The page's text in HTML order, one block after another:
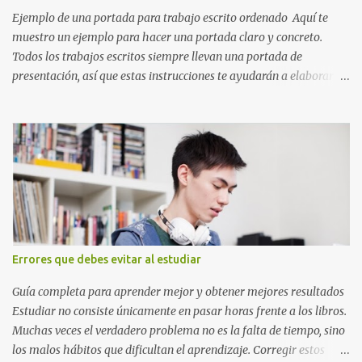
Ejemplo de una portada para trabajo escrito ordenado Aquí te
muestro un ejemplo para hacer una portada claro y concreto.
Todos los trabajos escritos siempre llevan una portada de
presentación, así que estas instrucciones te ayudarán a elaborar
compartir el enlace de este artículo para que así como a ti también
ellos se puedan guiar con esta explicación. Los datos esenciales
para una portada para presentar un trabajo escrito a mano o
impreso son los siguientes y en este orden: Nombre de la escuela o
del instituto (Es muy importante este dato) Título del trabajo
(Puede ser: Ensayo sobre la lectura, o Informe de computación)
Nombre completo del alumno que va a presentar dicho trabajo
escrito La clase, materia ó asignatura Grupo Nombre del maestro
o catedrático Ciudad y fecha...
Errores que debes evitar al estudiar
Guía completa para aprender mejor y obtener mejores resultados
Estudiar no consiste únicamente en pasar horas frente a los libros.
Muchas veces el verdadero problema no es la falta de tiempo, sino
los malos hábitos que dificultan el aprendizaje. Corregir estos